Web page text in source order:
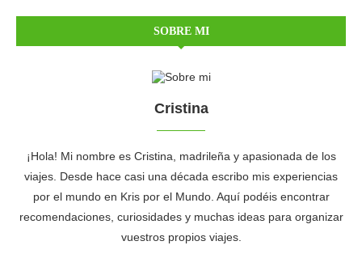
SOBRE MI
Cristina
¡Hola! Mi nombre es Cristina, madrileña y apasionada de los
viajes. Desde hace casi una década escribo mis experiencias
por el mundo en Kris por el Mundo. Aquí podéis encontrar
recomendaciones, curiosidades y muchas ideas para organizar
vuestros propios viajes.